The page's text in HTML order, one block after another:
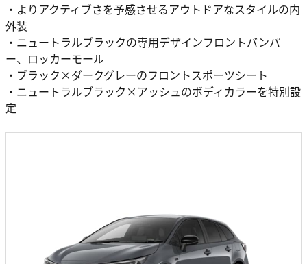
・よりアクティブさを予感させるアウトドアなスタイルの内
外装
・ニュートラルブラックの専用デザインフロントバンパ
ー、ロッカーモール
・ブラック×ダークグレーのフロントスポーツシート
・ニュートラルブラック×アッシュのボディカラーを特別設
定